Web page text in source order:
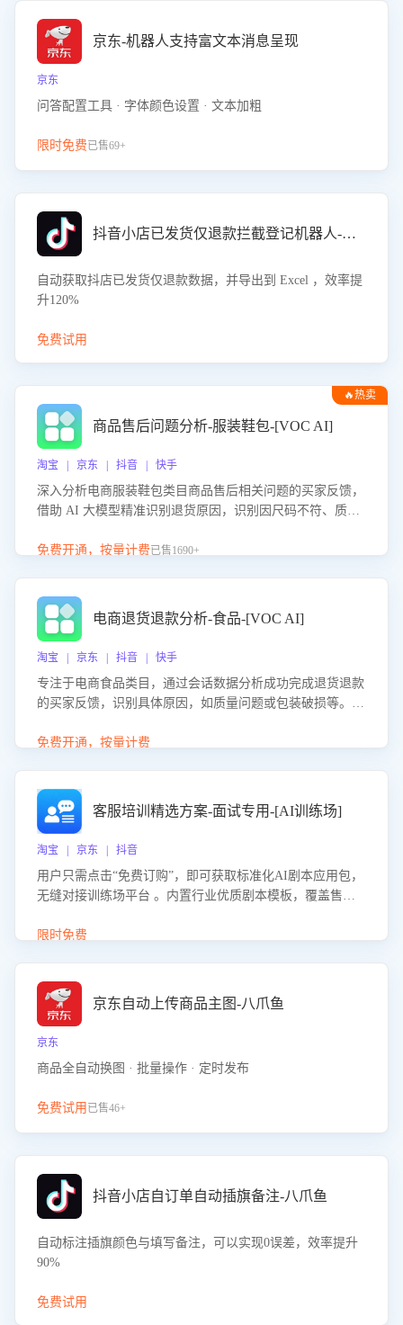
京东-机器人支持富文本消息呈现
京东
问答配置工具 · 字体颜色设置 · 文本加粗
限时免费已售69+
抖音小店已发货仅退款拦截登记机器人-八爪鱼
自动获取抖店已发货仅退款数据，并导出到 Excel ，效率提
升120%
免费试用
🔥热卖
商品售后问题分析-服装鞋包-[VOC AI]
淘宝 | 京东 | 抖音 | 快手
深入分析电商服装鞋包类目商品售后相关问题的买家反馈，
借助 AI 大模型精准识别退货原因，识别因尺码不符、质量
议，助力商家优化产品或服务，实现销售额的显著提升。
免费开通，按量计费已售1690+
电商退货退款分析-食品-[VOC AI]
淘宝 | 京东 | 抖音 | 快手
专注于电商食品类目，通过会话数据分析成功完成退货退款
的买家反馈，识别具体原因，如质量问题或包装破损等。结
商家降低退款率，提升售后效率。
免费开通，按量计费
客服培训精选方案-面试专用-[AI训练场]
淘宝 | 京东 | 抖音
用户只需点击“免费订购”，即可获取标准化AI剧本应用包，
无缝对接训练场平台 。内置行业优质剧本模板，覆盖售前
初始化时间，助力企业快速启动智能客服训练
限时免费
京东自动上传商品主图-八爪鱼
京东
商品全自动换图 · 批量操作 · 定时发布
免费试用 已售46+
抖音小店自订单自动插旗备注-八爪鱼
自动标注插旗颜色与填写备注，可以实现0误差，效率提升
90%
免费试用